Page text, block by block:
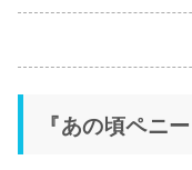
『あの頃ペニ